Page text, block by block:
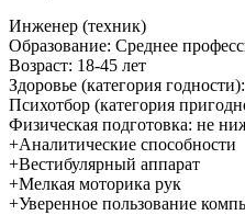
Инженер (техник)
Образование: Среднее
Возраст: 18-45 лет
Здоровье (категория
Психотбор (категория
Физическая подготовка: не
+Аналитические способности
+Вестибулярный аппарат
+Мелкая моторика рук
+Уверенное пользование